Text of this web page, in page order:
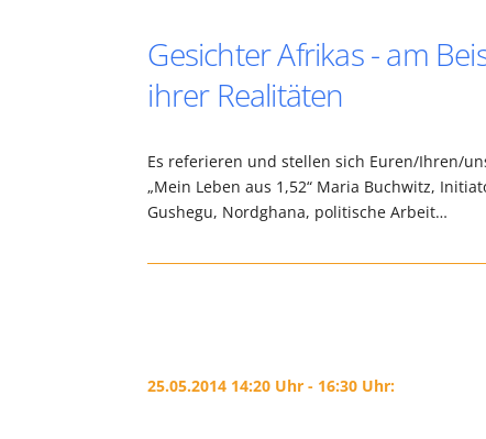
Gesichter Afrikas - am
ihrer Realitäten
Es referieren und stellen sich Euren/Ihren/
„Mein Leben aus 1,52“ Maria Buchwitz,
Gushegu, Nordghana, politische Arbeit…
25.05.2014 14:20 Uhr - 16:30 Uhr: